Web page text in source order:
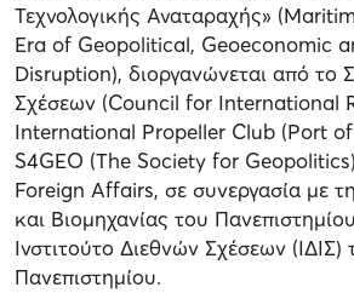
Τεχνολογικής Αναταραχής»
Era of Geopolitical, Geoeconomic
Disruption), διοργανώνεται από το
Σχέσεων (Council for International
International Propeller Club (Port of
S4GEO (The Society for Geopolitics)
Foreign Affairs, σε συνεργασία με
και Βιομηχανίας του
Ινστιτούτο Διεθνών Σχέσεων (ΙΔΙΣ)
Πανεπιστημίου.